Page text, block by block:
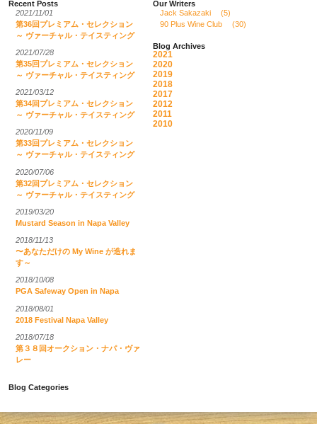
Recent Posts
2021/11/01
第36回プレミアム・セレクション
～ ヴァーチャル・テイスティング
2021/07/28
第35回プレミアム・セレクション
～ ヴァーチャル・テイスティング
2021/03/12
第34回プレミアム・セレクション
～ ヴァーチャル・テイスティング
2020/11/09
第33回プレミアム・セレクション
～ ヴァーチャル・テイスティング
2020/07/06
第32回プレミアム・セレクション
～ ヴァーチャル・テイスティング
2019/03/20
Mustard Season in Napa Valley
2018/11/13
〜あなただけの My Wine が造れま
す～
2018/10/08
PGA Safeway Open in Napa
2018/08/01
2018 Festival Napa Valley
2018/07/18
第３８回オークション・ナパ・ヴァ
レー
Blog Categories
Our Writers
Jack Sakazaki
(5)
90 Plus Wine Club
(30)
Blog Archives
2021
2020
2019
2018
2017
2012
2011
2010